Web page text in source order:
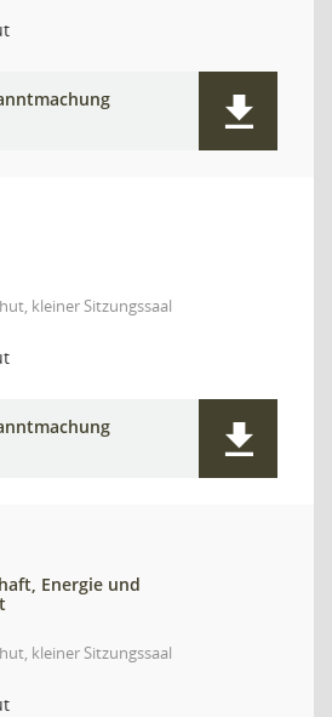
kleiner Sitzungssaal
Energie und
kleiner Sitzungssaal